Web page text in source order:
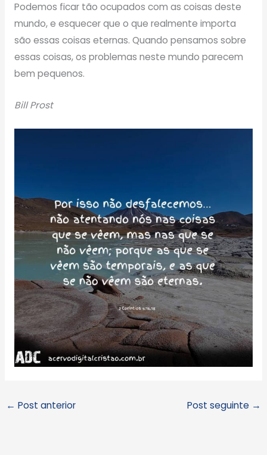
Podemos ficar tão ocupados com as coisas deste
mundo, e esquecer que o que realmente importa
são essas coisas eternas. Quando pensamos sobre
essas coisas, os problemas neste mundo parecem
bem pequenos.
Bill Prost
← Post anterior Post seguinte →